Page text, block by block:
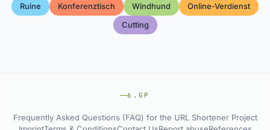
Ruine Konferenztisch Windhund
Online-Verdienst
Cutting
6.GP
Frequently Asked Questions (FAQ) for the URL Shortener Project